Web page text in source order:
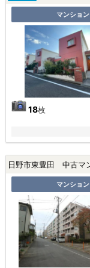
マンション
18枚
マンション